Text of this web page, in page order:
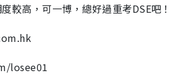
較高，可一博，總好過重考DSE吧！
losee01